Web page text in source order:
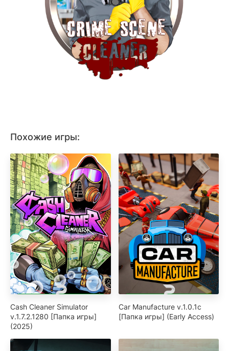
Похожие игры:
Cash Cleaner Simulator
v.1.7.2.1280 [Папка игры]
(2025)
Car Manufacture v.1.0.1c
[Папка игры] (Early Access)